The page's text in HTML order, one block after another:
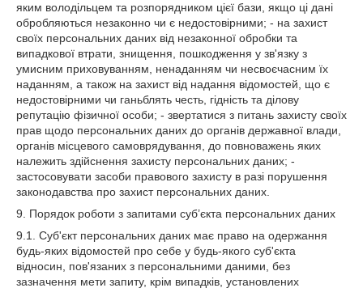
яким володільцем та розпорядником цієї бази, якщо ці дані
обробляються незаконно чи є недостовірними; - на захист
своїх персональних даних від незаконної обробки та
випадкової втрати, знищення, пошкодження у зв'язку з
умисним приховуванням, ненаданням чи несвоєчасним їх
наданням, а також на захист від надання відомостей, що є
недостовірними чи ганьблять честь, гідність та ділову
репутацію фізичної особи; - звертатися з питань захисту своїх
прав щодо персональних даних до органів державної влади,
органів місцевого самоврядування, до повноважень яких
належить здійснення захисту персональних даних; -
застосовувати засоби правового захисту в разі порушення
законодавства про захист персональних даних.
9. Порядок роботи з запитами суб’єкта персональних даних
9.1. Суб'єкт персональних даних має право на одержання
будь-яких відомостей про себе у будь-якого суб'єкта
відносин, пов'язаних з персональними даними, без
зазначення мети запиту, крім випадків, установлених